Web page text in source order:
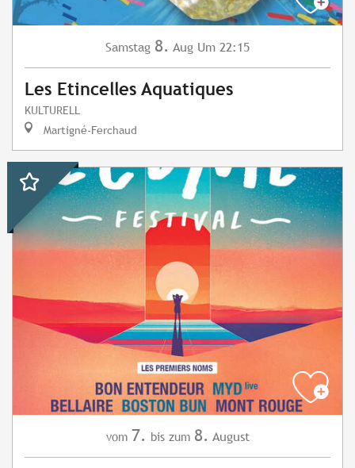
Samstag 8. Aug Um 22:15
Les Etincelles Aquatiques
KULTURELL
Martigné-Ferchaud
vom 7. bis zum 8. August